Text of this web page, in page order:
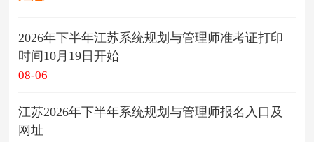
2026年下半年江苏系统规划与管理师准考证打印
时间10月19日开始
08-06
江苏2026年下半年系统规划与管理师报名入口及
网址